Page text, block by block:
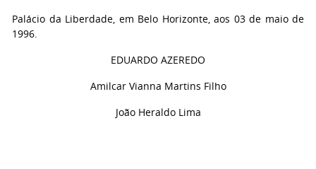
Palácio da Liberdade, em Belo Horizonte, aos 03 de maio de
1996.
EDUARDO AZEREDO
Amilcar Vianna Martins Filho
João Heraldo Lima